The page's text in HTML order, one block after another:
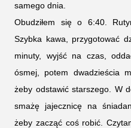
samego dnia.
Obudziłem się o 6:40.
Szybka kawa, przygotować
minuty, wyjść na czas,
ósmej, potem dwadzieścia
żeby odstawić starszego. W
smażę jajecznicę na
żeby zacząć coś robić.